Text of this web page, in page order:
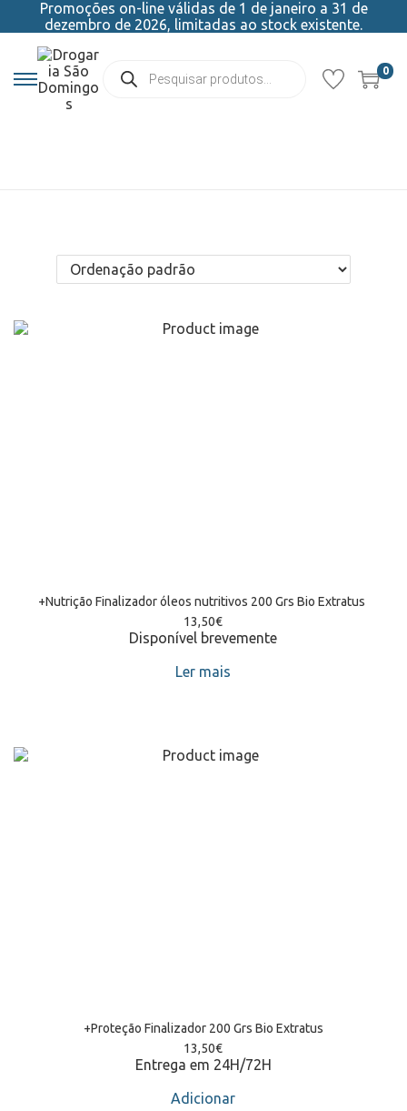
Promoções on-line válidas de 1 de janeiro a 31 de
dezembro de 2026, limitadas ao stock existente.
0
+Nutrição Finalizador óleos nutritivos 200 Grs Bio Extratus 
13,50€
Disponível brevemente
Ler mais
+Proteção Finalizador 200 Grs Bio Extratus
13,50€
Entrega em 24H/72H
Adicionar